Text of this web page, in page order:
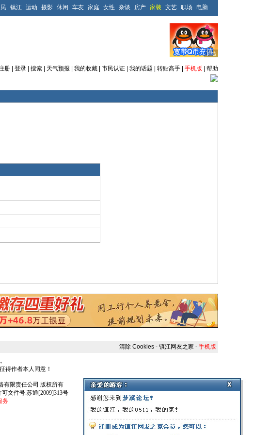
-镇江-运动 -摄影-休闲 -车友-家庭 -女性 -杂谈 - 房产-家装 -文艺-职场 - 电脑
册 登录 搜索 天气预报 我的收藏 市民认证 我的话题 转贴高手 手机版
帮助
清除 Cookies - 镇江网友之家 - 手机版
得作者本人同意！
有限责任公司 版权所有
文件号:苏通[2009]313号
务